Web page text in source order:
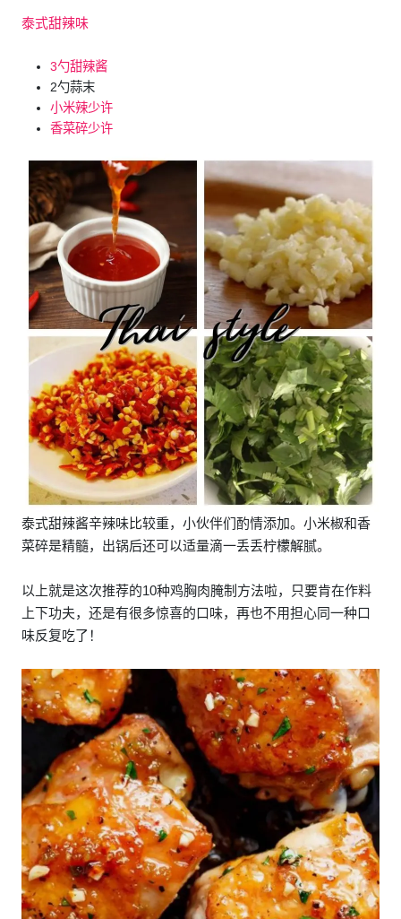
泰式甜辣味
3勺甜辣酱
2勺蒜末
小米辣少许
香菜碎少许
泰式甜辣酱辛辣味比较重，小伙伴们酌情添加。小米椒和香
菜碎是精髓，出锅后还可以适量滴一丢丢柠檬解腻。
以上就是这次推荐的10种鸡胸肉腌制方法啦，只要肯在作料
上下功夫，还是有很多惊喜的口味，再也不用担心同一种口
味反复吃了！